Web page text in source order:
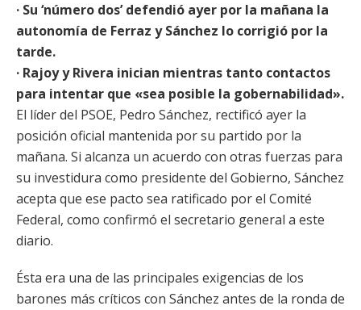
· Su ‘número dos’ defendió ayer por la mañana la
autonomía de Ferraz y Sánchez lo corrigió por la
tarde.
· Rajoy y Rivera inician mientras tanto contactos
para intentar que «sea posible la gobernabilidad».
El líder del PSOE, Pedro Sánchez, rectificó ayer la
posición oficial mantenida por su partido por la
mañana. Si alcanza un acuerdo con otras fuerzas para
su investidura como presidente del Gobierno, Sánchez
acepta que ese pacto sea ratificado por el Comité
Federal, como confirmó el secretario general a este
diario.
Ésta era una de las principales exigencias de los
barones más críticos con Sánchez antes de la ronda de